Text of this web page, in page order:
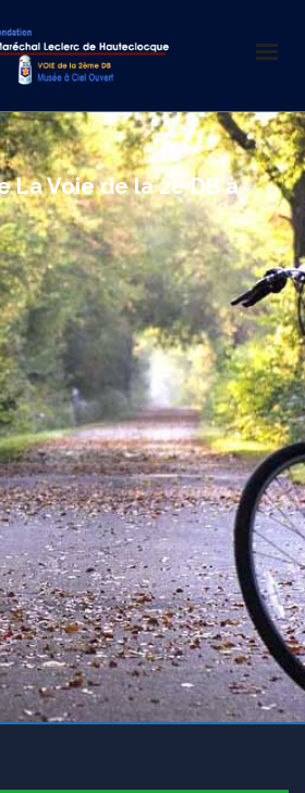
La Voie de la 2e DB à